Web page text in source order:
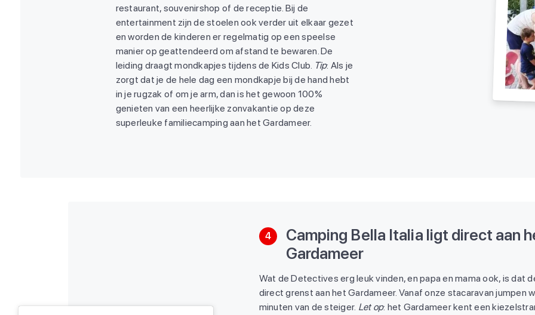
restaurant, souvenirshop of de receptie. Bij de
entertainment zijn de stoelen ook verder uit elkaar gezet
en worden de kinderen er regelmatig op een speelse
manier op geattendeerd om afstand te bewaren. De
leiding draagt mondkapjes tijdens de Kids Club. Tip: Als je
zorgt dat je de hele dag een mondkapje bij de hand hebt
in je rugzak of om je arm, dan is het gewoon 100%
genieten van een heerlijke zonvakantie op deze
superleuke familiecamping aan het Gardameer.
4
Camping Bella Italia ligt direct aan
Gardameer
Wat de Detectives erg leuk vinden, en papa en mama ook, is dat
direct grenst aan het Gardameer. Vanaf onze stacaravan jumpen
minuten van de steiger. Let op: het Gardameer kent een